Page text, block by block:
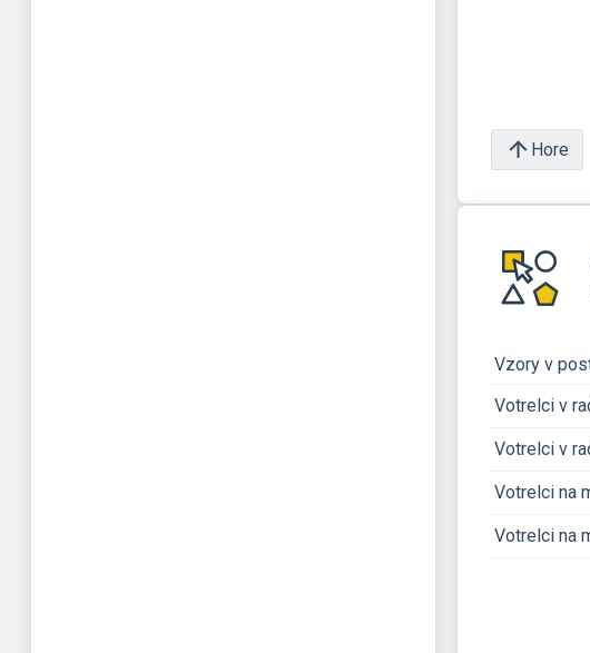
Hore
Vzory v
Votrelci v
Votrelci v
Votrelci na
Votrelci na